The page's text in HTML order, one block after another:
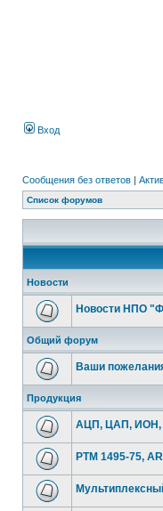
Вход
Сообщения без ответов |
Список форумов
Новости
Новости НПО
Общий форум
Ваши
Продукция
АЦП, ЦАП, ИОН,
РТМ 1495-75,